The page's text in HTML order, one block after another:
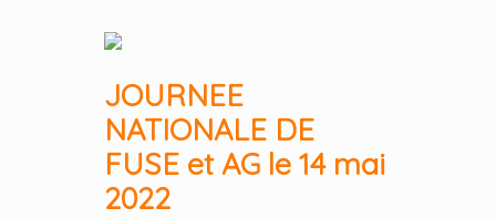
JOURNEE
NATIONALE DE
FUSE et AG le 14 mai
2022